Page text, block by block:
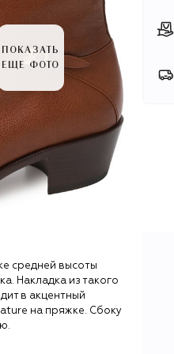
ПОКАЗАТЬ
ЕЩЕ ФОТО
средней высоты
Накладка из такого
в акцентный
на пряжке. Сбоку